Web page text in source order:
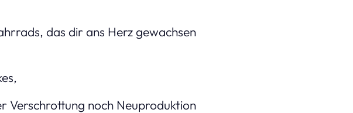
das dir ans Herz gewachsen
Verschrottung noch Neuproduktion